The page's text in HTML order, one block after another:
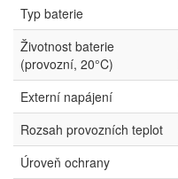
Typ baterie
Životnost baterie
(provozní, 20°C)
Externí napájení
Rozsah provozních teplot
Úroveň ochrany